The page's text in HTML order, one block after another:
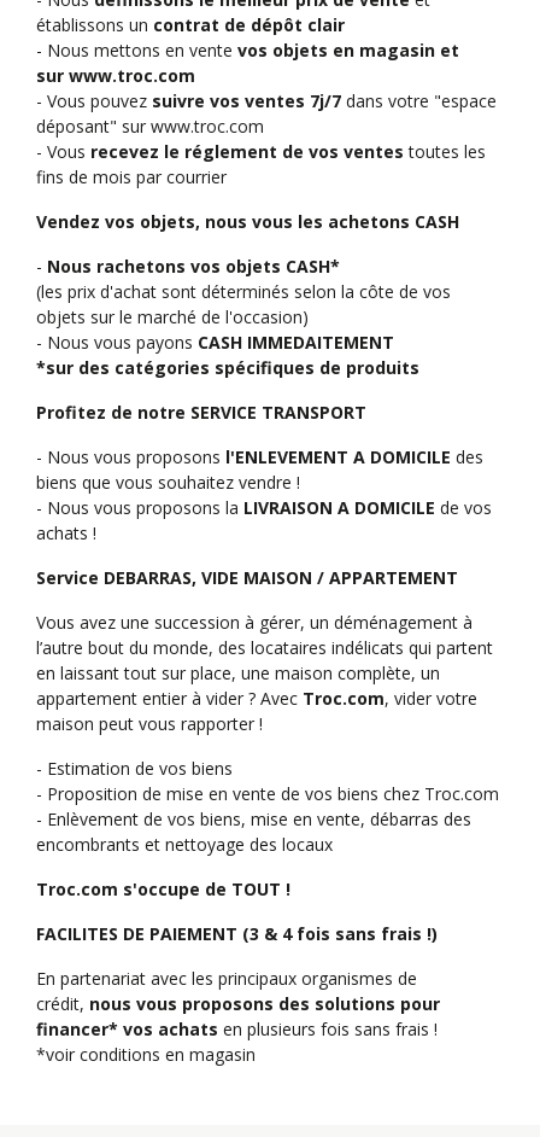
établissons un contrat de dépôt clair
- Nous mettons en vente vos objets en magasin et
sur www.troc.com
- Vous pouvez suivre vos ventes 7j/7 dans votre "espace
déposant" sur www.troc.com
- Vous recevez le réglement de vos ventes toutes les
fins de mois par courrier
Vendez vos objets, nous vous les achetons CASH
- Nous rachetons vos objets CASH*
(les prix d'achat sont déterminés selon la côte de vos
objets sur le marché de l'occasion)
- Nous vous payons CASH IMMEDAITEMENT
*sur des catégories spécifiques de produits
Profitez de notre SERVICE TRANSPORT
- Nous vous proposons l'ENLEVEMENT A DOMICILE des
biens que vous souhaitez vendre !
- Nous vous proposons la LIVRAISON A DOMICILE de vos
achats !
Service DEBARRAS, VIDE MAISON / APPARTEMENT
Vous avez une succession à gérer, un déménagement à
l’autre bout du monde, des locataires indélicats qui partent
en laissant tout sur place, une maison complète, un
appartement entier à vider ? Avec Troc.com, vider votre
maison peut vous rapporter !
- Estimation de vos biens
- Proposition de mise en vente de vos biens chez Troc.com
- Enlèvement de vos biens, mise en vente, débarras des
encombrants et nettoyage des locaux
Troc.com s'occupe de TOUT !
FACILITES DE PAIEMENT (3 & 4 fois sans frais !)
En partenariat avec les principaux organismes de
crédit, nous vous proposons des solutions pour
financer* vos achats en plusieurs fois sans frais !
*voir conditions en magasin